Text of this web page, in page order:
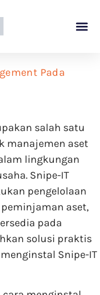
Pada
salah satu
manajemen aset
lingkungan
Snipe-IT
pengelolaan
aset,
pada
solusi praktis
Snipe-IT